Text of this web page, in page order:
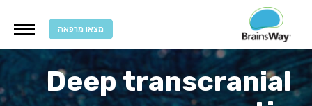
מצאו מרפאה
Deep transcranial